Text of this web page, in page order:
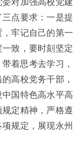
对加强高校党建
点要求：一是提
牢记自己的第一
致，要时刻坚定
着思考去学习，
高校党务干部，
国特色高水平高
定精神，严格遵
规定，展现永州